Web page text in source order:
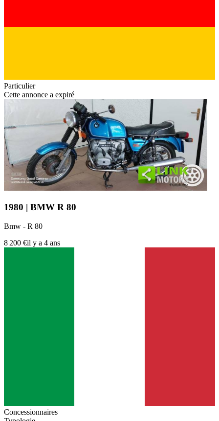
Particulier
Cette annonce a expiré
1980 | BMW R 80
Bmw - R 80
8 200 €il y a 4 ans
Concessionnaires